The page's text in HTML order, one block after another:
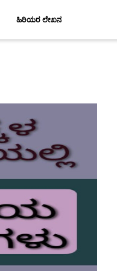
ಹಿರಿಯರ ಲೇಖನ